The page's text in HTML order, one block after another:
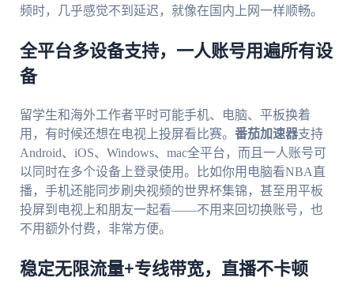
频时，几乎感觉不到延迟，就像在国内上网一样顺畅。
全平台多设备支持，一人账号用遍所有设
备
留学生和海外工作者平时可能手机、电脑、平板换着
用，有时候还想在电视上投屏看比赛。 番茄加速器支持
Android、iOS、Windows、mac全平台，而且一人账号可
以同时在多个设备上登录使用。比如你用电脑看NBA直
播，手机还能同步刷央视频的世界杯集锦，甚至用平板
投屏到电视上和朋友一起看——不用来回切换账号，也
不用额外付费，非常方便。
稳定无限流量+专线带宽，直播不卡顿